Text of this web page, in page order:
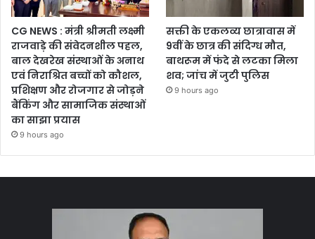
CG NEWS : मंत्री श्रीमती लक्ष्मी
राजवाड़े की संवेदनशील पहल,
बाल देखरेख संस्थाओं के अनाथ
एवं निराश्रित बच्चों को कौशल,
प्रशिक्षण और रोजगार से जोड़ने
बैंकिंग और सामाजिक संस्थाओं
का साझा प्रयास
9 hours ago
सक्ती के एकलव्य छात्रावास में
9वीं के छात्र की संदिग्ध मौत,
बाथरूम में फंदे से लटका मिला
शव; जांच में जुटी पुलिस
9 hours ago